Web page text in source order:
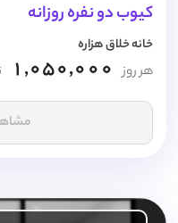
کیوب دو نفره روزانه
خانه خلاق هزاره
هر روز 1,050,000